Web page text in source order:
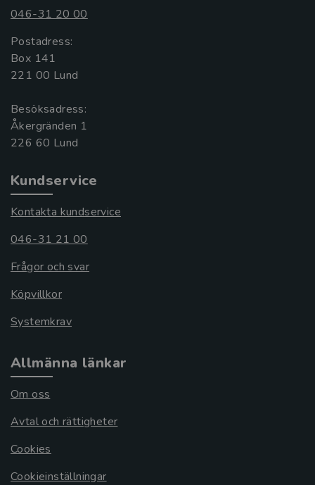
046-31 20 00
Postadress:
Box 141
221 00 Lund
Besöksadress:
Åkergränden 1
Kundservice
Kontakta kundservice
046-31 21 00
Frågor och svar
Köpvillkor
Systemkrav
Allmänna länkar
Om oss
Avtal och rättigheter
Cookies
Cookieinställningar